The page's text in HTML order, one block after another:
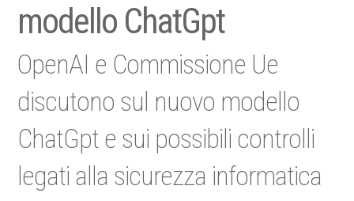
modello ChatGpt
OpenAI e Commissione Ue
discutono sul nuovo modello
ChatGpt e sui possibili controlli
legati alla sicurezza informatica